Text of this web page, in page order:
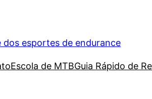
esportes de endurance
Escola de MTBGuia Rápido de